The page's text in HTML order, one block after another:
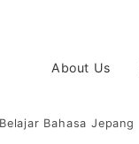
About Us
Bahasa Jepang